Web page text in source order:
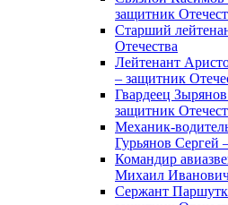
защитник
Старший
Отечества
Лейтенант
– защитник
Гвардеец
защитник
Механик-
Гурьянов Сергей
Командир
Михаил
Сержант